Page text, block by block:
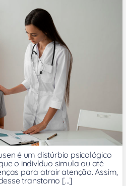
é um distúrbio psicológico
o indivíduo simula ou até
para atrair atenção. Assim,
transtorno [...]